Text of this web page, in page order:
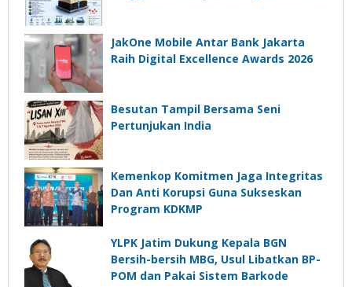
JakOne Mobile Antar Bank Jakarta
Raih Digital Excellence Awards 2026
Besutan Tampil Bersama Seni
Pertunjukan India
Kemenkop Komitmen Jaga Integritas
Dan Anti Korupsi Guna Sukseskan
Program KDKMP
YLPK Jatim Dukung Kepala BGN
Bersih-bersih MBG, Usul Libatkan BP-
POM dan Pakai Sistem Barkode